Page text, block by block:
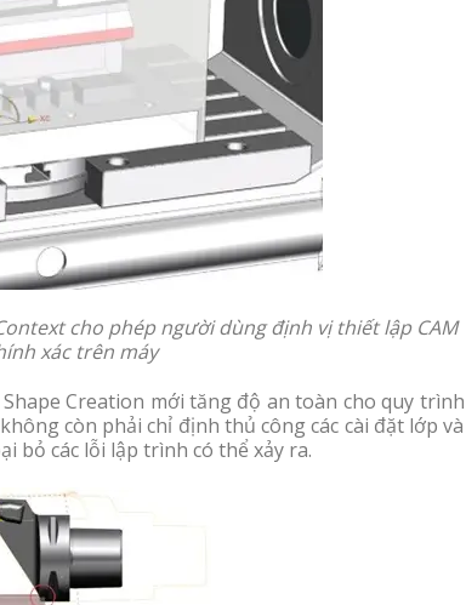
cho phép người dùng định vị thiết lập CAM
xác trên máy
Creation mới tăng độ an toàn cho quy trình
còn phải chỉ định thủ công các cài đặt lớp và
bỏ các lỗi lập trình có thể xảy ra.